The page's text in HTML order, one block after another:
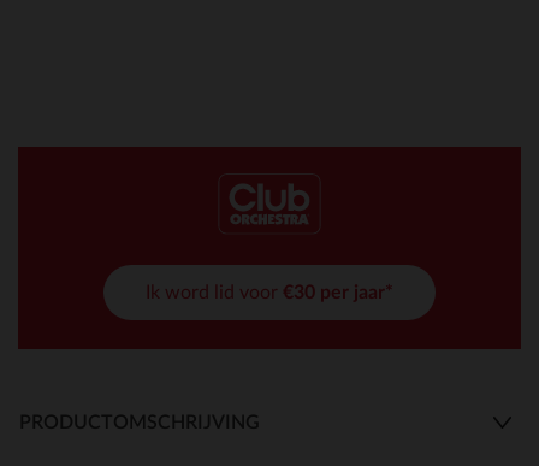
Ik word lid voor €30 per jaar*
PRODUCTOMSCHRIJVING